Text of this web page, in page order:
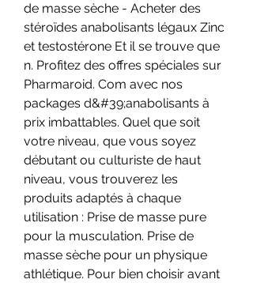
de masse sèche - Acheter des
stéroïdes anabolisants légaux Zinc
et testostérone Et il se trouve que
n. Profitez des offres spéciales sur
Pharmaroid. Com avec nos
packages d&#39;anabolisants à
prix imbattables. Quel que soit
votre niveau, que vous soyez
débutant ou culturiste de haut
niveau, vous trouverez les
produits adaptés à chaque
utilisation : Prise de masse pure
pour la musculation. Prise de
masse sèche pour un physique
athlétique. Pour bien choisir avant